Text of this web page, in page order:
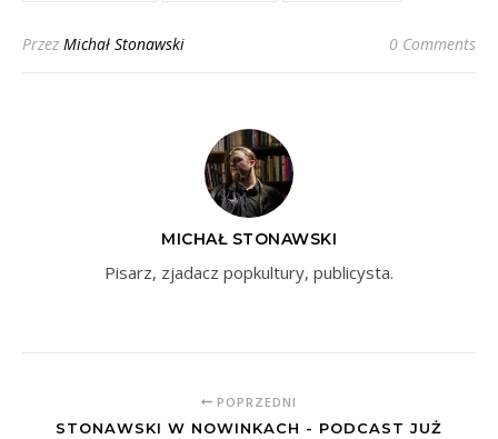
Przez Michał Stonawski 0 Comments
MICHAŁ STONAWSKI
Pisarz, zjadacz popkultury, publicysta.
POPRZEDNI
STONAWSKI W NOWINKACH - PODCAST JUŻ